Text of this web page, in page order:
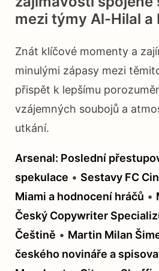
mezi týmy Al-Hilal a
Znát klíčové momenty a
minulými zápasy mezi
přispět k lepšímu
vzájemných soubojů a
utkání.
Arsenal: Poslední
spekulace • Sestavy FC
Miami a hodnocení hráčů •
Český Copywriter
Češtině • Martin Milan
českého novináře a